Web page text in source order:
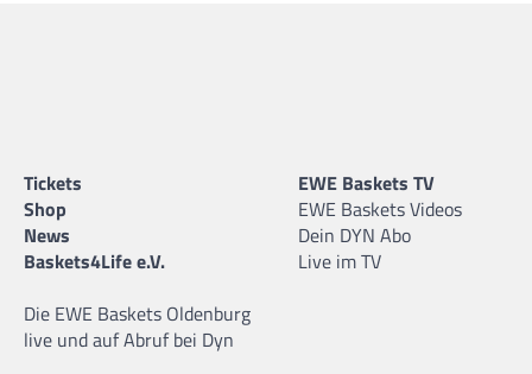
Tickets
Shop
News
Baskets4Life e.V.
Die EWE Baskets Oldenburg
live und auf Abruf bei Dyn
EWE Baskets TV
EWE Baskets Videos
Dein DYN Abo
Live im TV